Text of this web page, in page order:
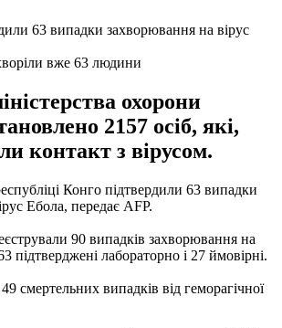
вже 63 людини
охорони
2157 осіб, які,
контакт з вірусом.
Конго підтвердили 63 випадки
Ебола, передає AFP.
90 випадків захворювання на
підтверджені лабораторно і 27 ймовірні.
смертельних випадків від геморагічної